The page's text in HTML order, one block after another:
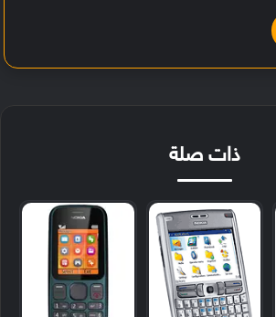
ذات صلة